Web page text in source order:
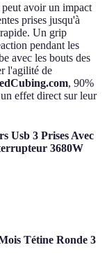
avoir un impact
prises jusqu'à
Un grip
pendant les
avec les bouts des
l'agilité de
, 90%
effet direct sur leur
Usb 3 Prises Avec
3680W
Tétine Ronde 3